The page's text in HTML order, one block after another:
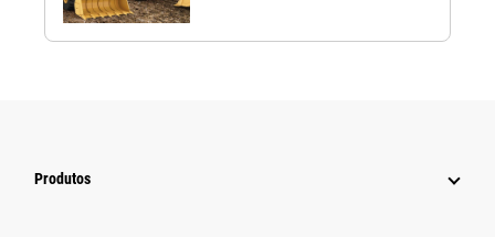
Produtos